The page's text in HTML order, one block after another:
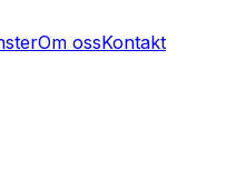
Om ossKontakt